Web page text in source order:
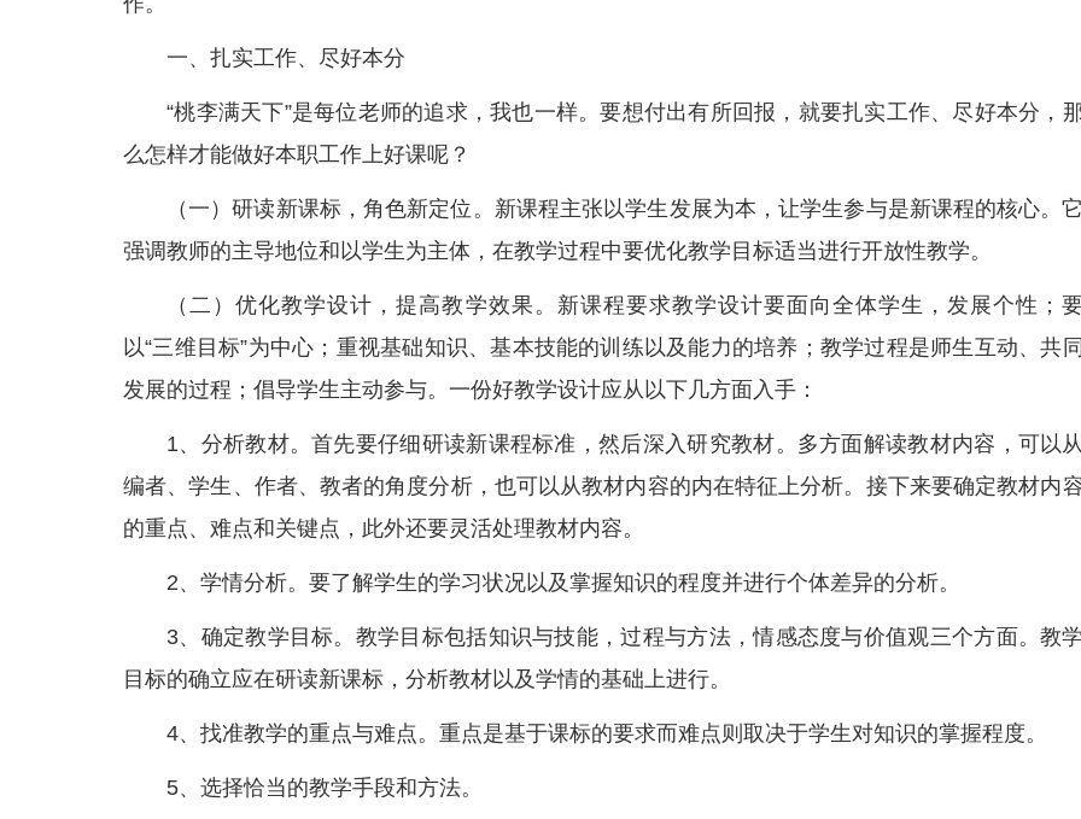
一、扎实工作、尽好本分
“桃李满天下”是每位老师的追求，我也一样。要想付出有所回报，就要扎实工作、尽好本分，
么怎样才能做好本职工作上好课呢？
（一）研读新课标，角色新定位。新课程主张以学生发展为本，让学生参与是新课程的核心。它
强调教师的主导地位和以学生为主体，在教学过程中要优化教学目标适当进行开放性教学。
（二）优化教学设计，提高教学效果。新课程要求教学设计要面向全体学生，发展个性；
以“三维目标”为中心；重视基础知识、基本技能的训练以及能力的培养；教学过程是师生互动、共同
发展的过程；倡导学生主动参与。一份好教学设计应从以下几方面入手：
1、分析教材。首先要仔细研读新课程标准，然后深入研究教材。多方面解读教材内容，可以从
编者、学生、作者、教者的角度分析，也可以从教材内容的内在特征上分析。接下来要确定教材内
的重点、难点和关键点，此外还要灵活处理教材内容。
2、学情分析。要了解学生的学习状况以及掌握知识的程度并进行个体差异的分析。
3、确定教学目标。教学目标包括知识与技能，过程与方法，情感态度与价值观三个方面。教学
目标的确立应在研读新课标，分析教材以及学情的基础上进行。
4、找准教学的重点与难点。重点是基于课标的要求而难点则取决于学生对知识的掌握程度。
5、选择恰当的教学手段和方法。